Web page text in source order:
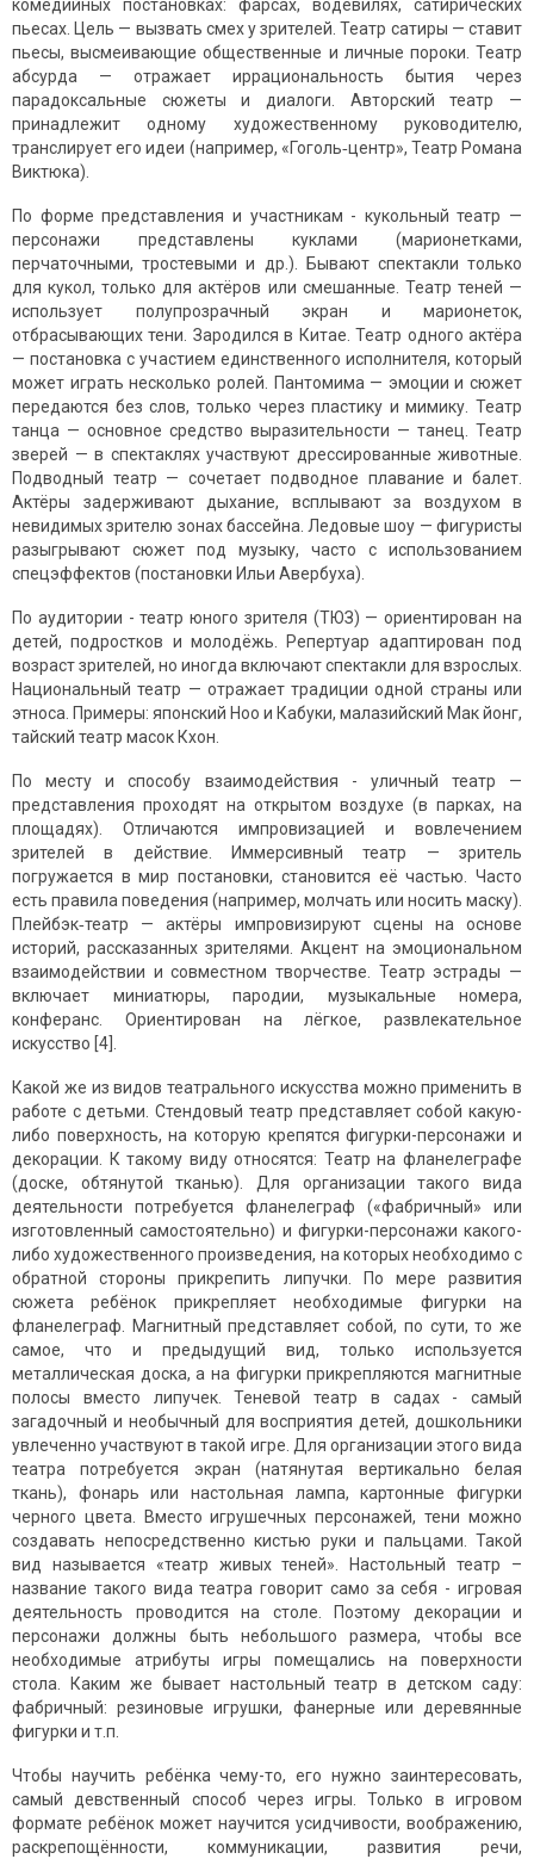
комедийных постановках: фарсах, водевилях, сатирических
пьесах. Цель — вызвать смех у зрителей. Театр сатиры — ставит
пьесы, высмеивающие общественные и личные пороки. Театр
абсурда — отражает иррациональность бытия через
парадоксальные сюжеты и диалоги. Авторский театр —
принадлежит одному художественному руководителю,
транслирует его идеи (например, «Гоголь‑центр», Театр Романа
Виктюка).
По форме представления и участникам - кукольный театр —
персонажи представлены куклами (марионетками,
перчаточными, тростевыми и др.). Бывают спектакли только
для кукол, только для актёров или смешанные. Театр теней —
использует полупрозрачный экран и марионеток,
отбрасывающих тени. Зародился в Китае. Театр одного актёра
— постановка с участием единственного исполнителя, который
может играть несколько ролей. Пантомима — эмоции и сюжет
передаются без слов, только через пластику и мимику. Театр
танца — основное средство выразительности — танец. Театр
зверей — в спектаклях участвуют дрессированные животные.
Подводный театр — сочетает подводное плавание и балет.
Актёры задерживают дыхание, всплывают за воздухом в
невидимых зрителю зонах бассейна. Ледовые шоу — фигуристы
разыгрывают сюжет под музыку, часто с использованием
спецэффектов (постановки Ильи Авербуха).
По аудитории - театр юного зрителя (ТЮЗ) — ориентирован на
детей, подростков и молодёжь. Репертуар адаптирован под
возраст зрителей, но иногда включают спектакли для взрослых.
Национальный театр — отражает традиции одной страны или
этноса. Примеры: японский Ноо и Кабуки, малазийский Мак йонг,
тайский театр масок Кхон.
По месту и способу взаимодействия - уличный театр —
представления проходят на открытом воздухе (в парках, на
площадях). Отличаются импровизацией и вовлечением
зрителей в действие. Иммерсивный театр — зритель
погружается в мир постановки, становится её частью. Часто
есть правила поведения (например, молчать или носить маску).
Плейбэк‑театр — актёры импровизируют сцены на основе
историй, рассказанных зрителями. Акцент на эмоциональном
взаимодействии и совместном творчестве. Театр эстрады —
включает миниатюры, пародии, музыкальные номера,
конферанс. Ориентирован на лёгкое, развлекательное
искусство [4].
Какой же из видов театрального искусства можно применить в
работе с детьми. Стендовый театр представляет собой какую-
либо поверхность, на которую крепятся фигурки-персонажи и
декорации. К такому виду относятся: Театр на фланелеграфе
(доске, обтянутой тканью). Для организации такого вида
деятельности потребуется фланелеграф («фабричный» или
изготовленный самостоятельно) и фигурки-персонажи какого-
либо художественного произведения, на которых необходимо с
обратной стороны прикрепить липучки. По мере развития
сюжета ребёнок прикрепляет необходимые фигурки на
фланелеграф. Магнитный представляет собой, по сути, то же
самое, что и предыдущий вид, только используется
металлическая доска, а на фигурки прикрепляются магнитные
полосы вместо липучек. Теневой театр в садах - самый
загадочный и необычный для восприятия детей, дошкольники
увлеченно участвуют в такой игре. Для организации этого вида
театра потребуется экран (натянутая вертикально белая
ткань), фонарь или настольная лампа, картонные фигурки
черного цвета. Вместо игрушечных персонажей, тени можно
создавать непосредственно кистью руки и пальцами. Такой
вид называется «театр живых теней». Настольный театр –
название такого вида театра говорит само за себя - игровая
деятельность проводится на столе. Поэтому декорации и
персонажи должны быть небольшого размера, чтобы все
необходимые атрибуты игры помещались на поверхности
стола. Каким же бывает настольный театр в детском саду:
фабричный: резиновые игрушки, фанерные или деревянные
фигурки и т.п.
Чтобы научить ребёнка чему-то, его нужно заинтересовать,
самый девственный способ через игры. Только в игровом
формате ребёнок может научится усидчивости, воображению,
раскрепощённости, коммуникации, развития речи,